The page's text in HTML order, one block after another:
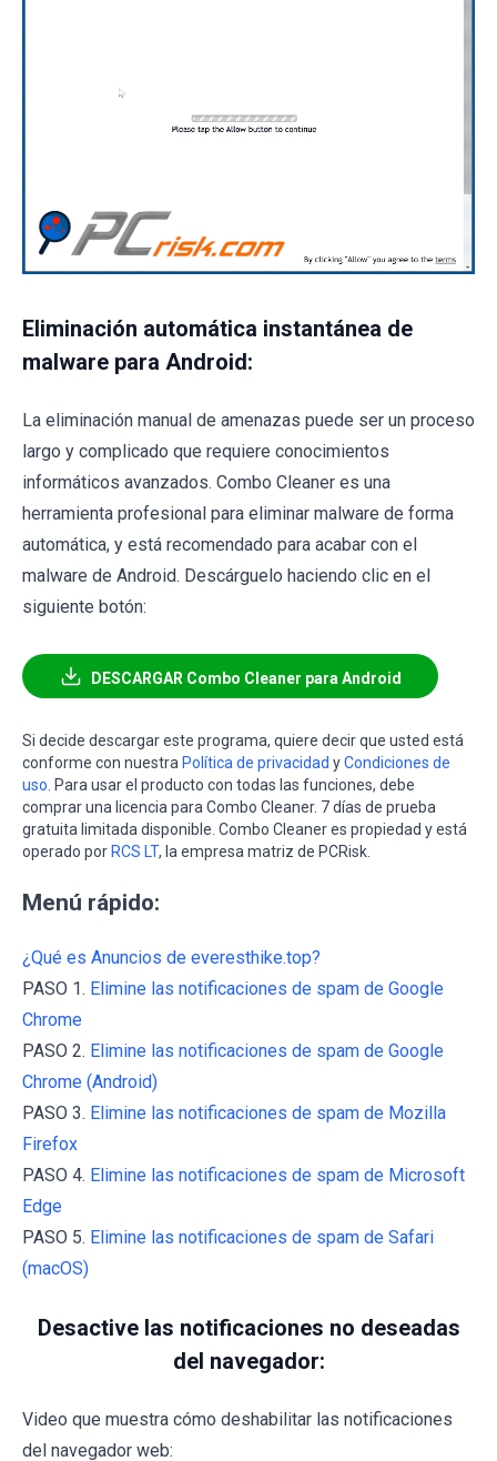
Eliminación automática instantánea de
malware para Android:
La eliminación manual de amenazas puede ser un proceso
largo y complicado que requiere conocimientos
informáticos avanzados. Combo Cleaner es una
herramienta profesional para eliminar malware de forma
automática, y está recomendado para acabar con el
malware de Android. Descárguelo haciendo clic en el
siguiente botón:
DESCARGAR Combo Cleaner para Android
Si decide descargar este programa, quiere decir que usted está
conforme con nuestra Política de privacidad yCondiciones de
uso . Para usar el producto con todas las funciones, debe
comprar una licencia para Combo Cleaner. 7 días de prueba
gratuita limitada disponible. Combo Cleaner es propiedad y está
operado por RCS LT, la empresa matriz de PCRisk.
Menú rápido:
¿Qué es Anuncios de everesthike.top?
PASO 1. Elimine las notificaciones de spam de Google
Chrome
PASO 2. Elimine las notificaciones de spam de Google
Chrome (Android)
PASO 3. Elimine las notificaciones de spam de Mozilla
Firefox
PASO 4. Elimine las notificaciones de spam de Microsoft
Edge
PASO 5. Elimine las notificaciones de spam de Safari
(macOS)
Desactive las notificaciones no deseadas
del navegador:
Video que muestra cómo deshabilitar las notificaciones
del navegador web: